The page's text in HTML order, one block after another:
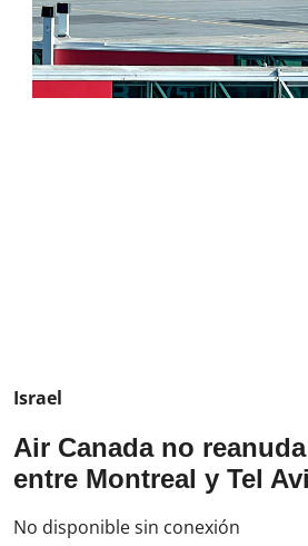
Israel
Air Canada no
entre Montreal y Tel
No disponible sin conexión